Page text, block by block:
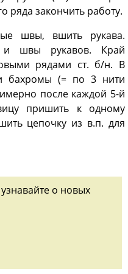
ряда закончить работу.
швы, вшить рукава.
швы рукавов. Край
рядами ст. б/н. В
бахромы (= по 3 нити
после каждой 5-й
пришить к одному
цепочку из в.п. для
о новых